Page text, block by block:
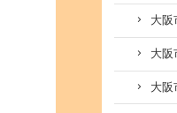
大阪
大阪
大阪